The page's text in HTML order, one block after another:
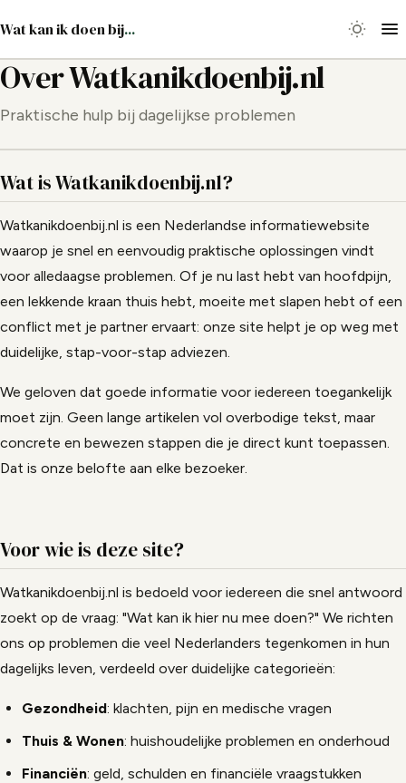
Wat kan ik doen bij...
Over Watkanikdoenbij.nl
Praktische hulp bij dagelijkse problemen
Wat is Watkanikdoenbij.nl?
Watkanikdoenbij.nl is een Nederlandse informatiewebsite
waarop je snel en eenvoudig praktische oplossingen vindt
voor alledaagse problemen. Of je nu last hebt van hoofdpijn,
een lekkende kraan thuis hebt, moeite met slapen hebt of een
conflict met je partner ervaart: onze site helpt je op weg met
duidelijke, stap-voor-stap adviezen.
We geloven dat goede informatie voor iedereen toegankelijk
moet zijn. Geen lange artikelen vol overbodige tekst, maar
concrete en bewezen stappen die je direct kunt toepassen.
Dat is onze belofte aan elke bezoeker.
Voor wie is deze site?
Watkanikdoenbij.nl is bedoeld voor iedereen die snel antwoord
zoekt op de vraag: "Wat kan ik hier nu mee doen?" We richten
ons op problemen die veel Nederlanders tegenkomen in hun
dagelijks leven, verdeeld over duidelijke categorieën:
Gezondheid: klachten, pijn en medische vragen
Thuis & Wonen: huishoudelijke problemen en onderhoud
Financiën: geld, schulden en financiële vraagstukken